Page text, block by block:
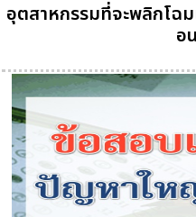
อุตสาหกรรมที่จะพลิกโฉ
อ